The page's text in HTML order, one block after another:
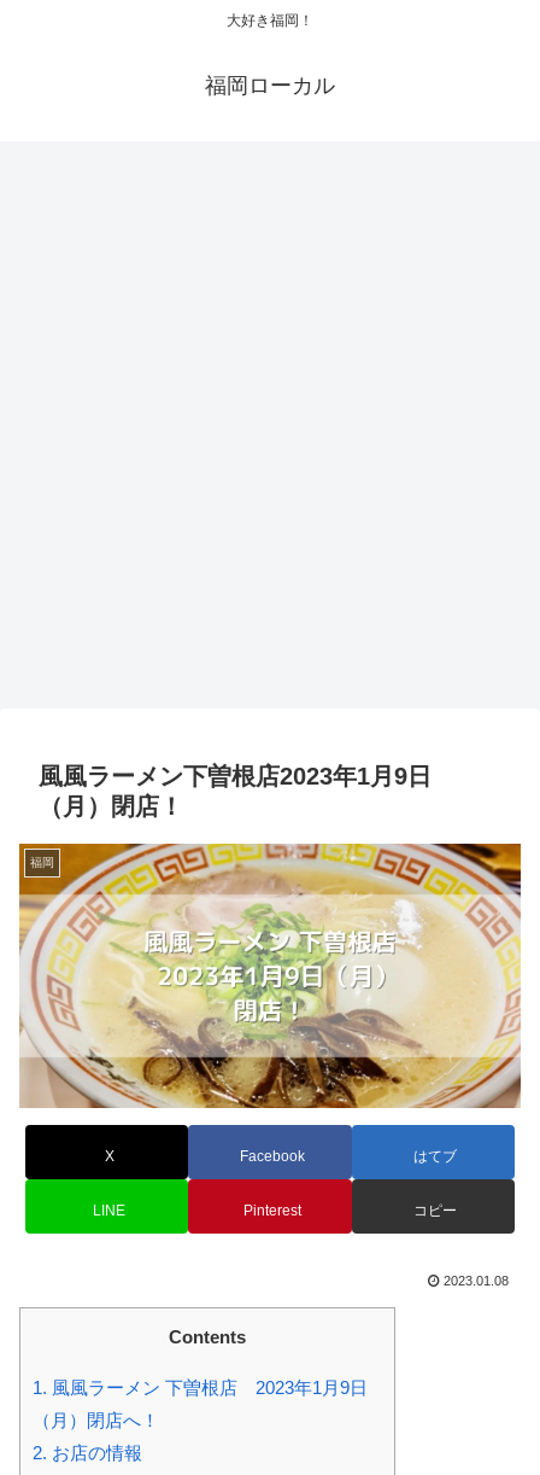
大好き福岡！
福岡ローカル
風風ラーメン下曽根店2023年1月9日
（月）閉店！
福岡
X Facebook はてブ
LINE Pinterest コピー
2023.01.08
Contents
1. 風風ラーメン 下曽根店 2023年1月9日
（月）閉店へ！
2. お店の情報